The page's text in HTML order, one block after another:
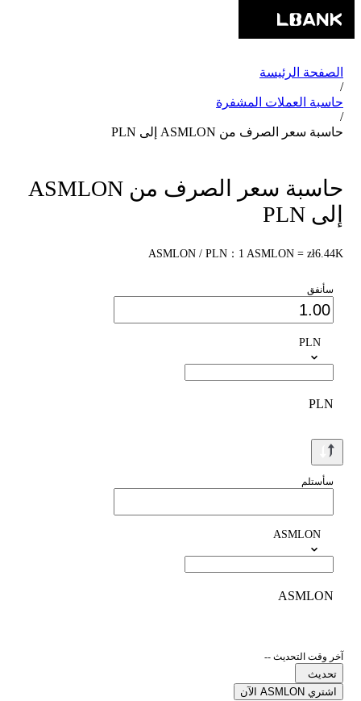
الصفحة الرئيسة
/
حاسبة العملات المشفرة
/
حاسبة سعر الصرف من ASMLON إلى PLN
حاسبة سعر الصرف من ASMLON
إلى PLN
ASMLON / PLN：1 ASMLON = zł6.44K
سأنفق
PLN
PLN
سأستلم
ASMLON
ASMLON
آخر وقت التحديث --
تحديث
اشتري ASMLON الآن